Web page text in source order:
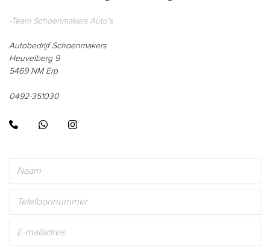
-Team Schoenmakers Auto's
Autobedrijf Schoenmakers
Heuvelberg 9
5469 NM Erp
0492-351030